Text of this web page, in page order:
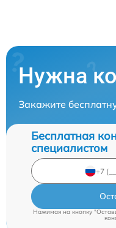
Нужна
Закажите
Бесплатная
специалистом
Нажимая на кнопку